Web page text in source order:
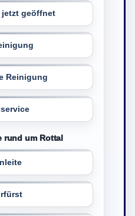
jetzt geöffnet
Reinigung
rund um Rottal